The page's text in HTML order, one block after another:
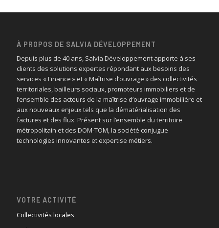
À PROPOS DE SALVIA DÉVELOPPEMENT
Depuis plus de 40 ans, Salvia Développement apporte à ses
clients des solutions expertes répondant aux besoins des
services « Finance » et « Maîtrise d’ouvrage » des collectivités
territoriales, bailleurs sociaux, promoteurs immobiliers et de
l’ensemble des acteurs de la maîtrise d’ouvrage immobilière et
aux nouveaux enjeux tels que la dématérialisation des
factures et des flux. Présent sur l’ensemble du territoire
métropolitain et des DOM-TOM, la société conjugue
technologies innovantes et expertise métiers.
VOTRE ACTIVITÉ
Collectivités locales